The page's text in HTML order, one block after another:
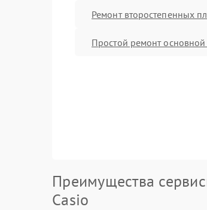
Ремонт второстепенных
Простой ремонт
Преимущества
Casio